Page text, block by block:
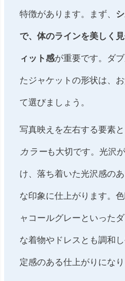
特徴があります。まず、
で、体のラインを美しく
ィット感が重要です。ダ
たジャケットの形状は、
て選びましょう。
写真映えを左右する要素と
カラーも大切です。光沢
け、落ち着いた光沢感の
な印象に仕上がります。
ャコールグレーといった
な着物やドレスとも調和
定感のある仕上がりになり